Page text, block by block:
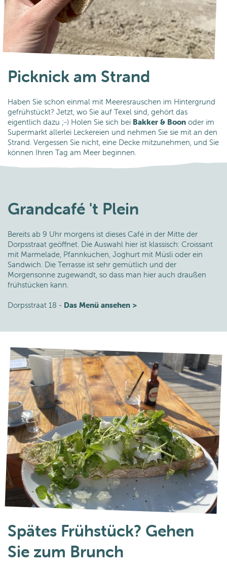
Picknick am Strand
Haben Sie schon einmal mit Meeresrauschen im Hintergrund
gefrühstückt? Jetzt, wo Sie auf Texel sind, gehört das
eigentlich dazu ;-) Holen Sie sich bei Bakker & Boon oder im
Supermarkt allerlei Leckereien und nehmen Sie sie mit an den
Strand. Vergessen Sie nicht, eine Decke mitzunehmen, und Sie
können Ihren Tag am Meer beginnen.
Grandcafé 't Plein
Bereits ab 9 Uhr morgens ist dieses Café in der Mitte der
Dorpsstraat geöffnet. Die Auswahl hier ist klassisch: Croissant
mit Marmelade, Pfannkuchen, Joghurt mit Müsli oder ein
Sandwich. Die Terrasse ist sehr gemütlich und der
Morgensonne zugewandt, so dass man hier auch draußen
frühstücken kann.
Dorpsstraat 18 - Das Menü ansehen >
Spätes Frühstück? Gehen
Sie zum Brunch